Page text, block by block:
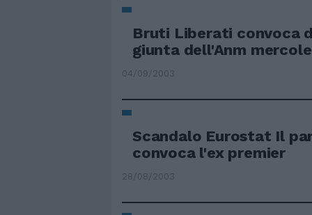
Bruti Liberati convoca
giunta dell'Anm
04/09/2003
Scandalo Eurostat Il
convoca l'ex premier
28/08/2003